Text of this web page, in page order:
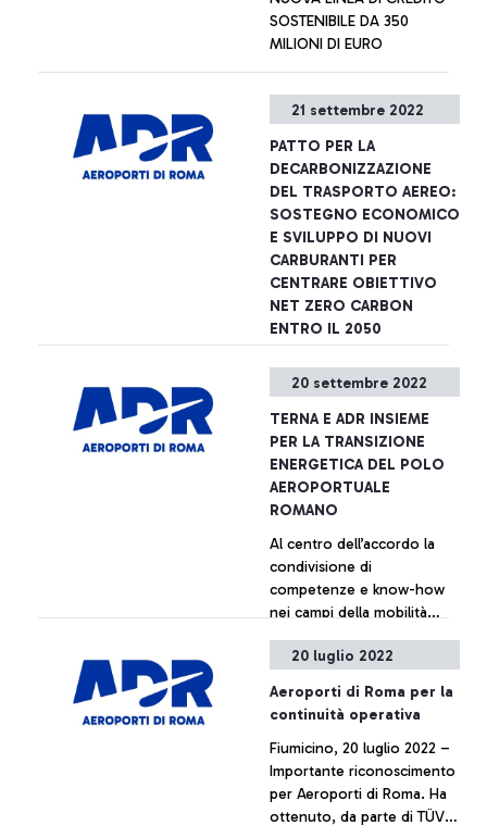
investitori della Silicon
Valley, PWC e LVenture
Group. ADR ha pianificato
50 milioni di euro di
investimenti per iniziative
collegate all’innovazione.
presso l'Aeroporto
Internazionale Leonardo da
Vinci di Fiumicino. L’avvio
dell’operatività del primo
vertiporto italiano è un
passo fondamentale verso
l’apertura al pubblico dei
servizi di Mobilità Aerea
Avanzata (AAM) a Roma
entro il 2024.
SOSTENIBILE DA 350
MILIONI DI EURO
+ Approfondisci
21 settembre 2022
PATTO PER LA
DECARBONIZZAZIONE
DEL TRASPORTO AEREO:
SOSTEGNO ECONOMICO
E SVILUPPO DI NUOVI
CARBURANTI PER
CENTRARE OBIETTIVO
NET ZERO CARBON
ENTRO IL 2050
dell’Aeroporto di Fiumicino
+ Approfondisci
20 settembre 2022
TERNA E ADR INSIEME
PER LA TRANSIZIONE
ENERGETICA DEL POLO
AEROPORTUALE
ROMANO
Al centro dell’accordo la
condivisione di
competenze e know-how
nei campi della mobilità
gestione dell’energia,
dell’efficienza energetica e
della manutenzione di
impianti elettrici. Dal
confronto potranno
nascere intese operative
per accelerare la
trasformazione degli scali di
+ Approfondisci
20 luglio 2022
Aeroporti di Roma per la
continuità operativa
Fiumicino, 20 luglio 2022 –
Importante riconoscimento
per Aeroporti di Roma. Ha
ottenuto, da parte di TÜV